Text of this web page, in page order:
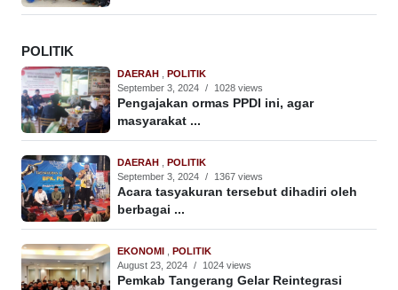
POLITIK
DAERAH , POLITIK
September 3, 2024 / 1028 views
Pengajakan ormas PPDI ini, agar
masyarakat ...
DAERAH , POLITIK
September 3, 2024 / 1367 views
Acara tasyakuran tersebut dihadiri oleh
berbagai ...
EKONOMI , POLITIK
August 23, 2024 / 1024 views
Pemkab Tangerang Gelar Reintegrasi